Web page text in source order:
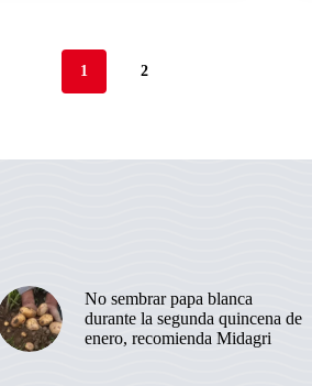
1 2
No sembrar papa blanca
durante la segunda quincena de
enero, recomienda Midagri